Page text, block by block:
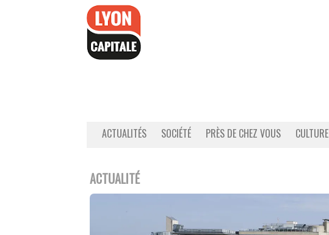
ACTUALITÉS SOCIÉTÉ PRÈS DE CHEZ VOUS CULTURE
ACTUALITÉ